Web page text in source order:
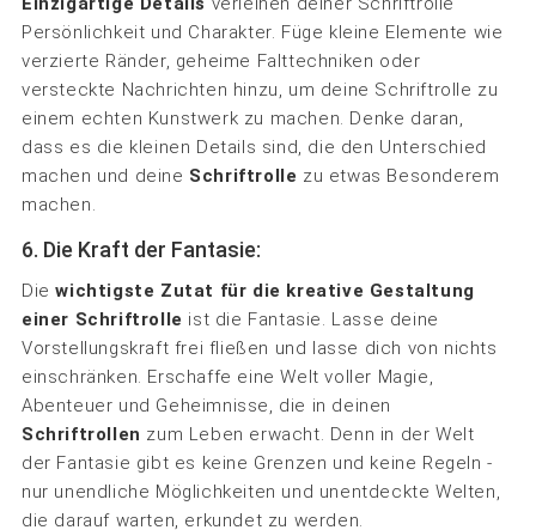
Persönlichkeit und Charakter. Füge kleine Elemente wie
verzierte Ränder, geheime Falttechniken oder
versteckte Nachrichten hinzu, um deine Schriftrolle zu
einem echten Kunstwerk zu machen. Denke daran,
dass es die kleinen Details sind, die den Unterschied
machen und deine Schriftrolle zu etwas Besonderem
machen.
6. Die Kraft der Fantasie:
Diewichtigste Zutat für die kreative Gestaltung
einer Schriftrolle ist die Fantasie. Lasse deine
Vorstellungskraft frei fließen und lasse dich von nichts
einschränken. Erschaffe eine Welt voller Magie,
Abenteuer und Geheimnisse, die in deinen
Schriftrollen zum Leben erwacht. Denn in der Welt
der Fantasie gibt es keine Grenzen und keine Regeln -
nur unendliche Möglichkeiten und unentdeckte Welten,
die darauf warten, erkundet zu werden.